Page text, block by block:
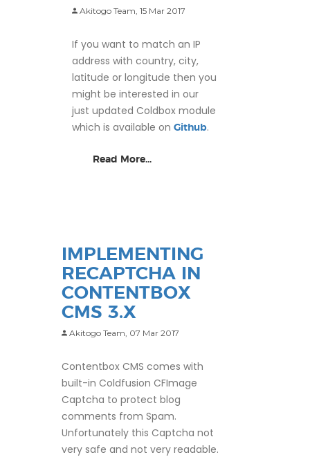
Akitogo Team, 15 Mar 2017
If you want to match an IP
address with country, city,
latitude or longitude then you
might be interested in our
just updated Coldbox module
which is available on Github.
Read More...
IMPLEMENTING
RECAPTCHA IN
CONTENTBOX
CMS 3.X
Akitogo Team, 07 Mar 2017
Contentbox CMS comes with
built-in Coldfusion CFImage
Captcha to protect blog
comments from Spam.
Unfortunately this Captcha not
very safe and not very readable.